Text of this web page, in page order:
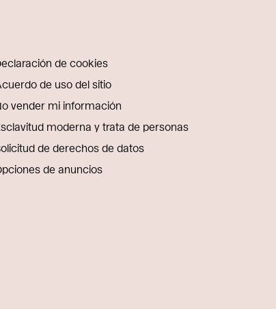
de cookies
de uso del sitio
vender mi información
moderna y trata de personas
de derechos de datos
de anuncios